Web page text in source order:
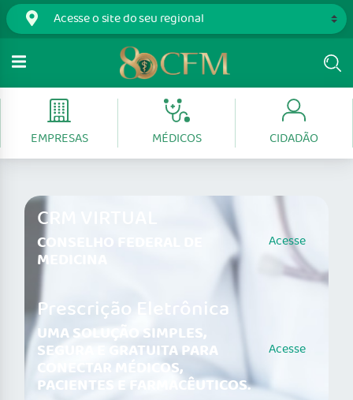
EMPRESAS MÉDICOS CIDADÃO
CRM VIRTUAL
CONSELHO FEDERAL DE
MEDICINA
Acesse
Prescrição Eletrônica
UMA SOLUÇÃO SIMPLES,
SEGURA E GRATUITA PARA
CONECTAR MÉDICOS,
PACIENTES E FARMACÊUTICOS.
Acesse